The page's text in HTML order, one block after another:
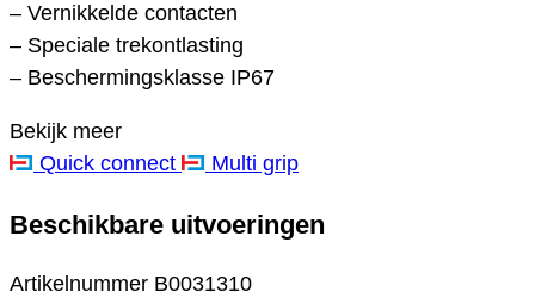
– Vernikkelde contacten
– Speciale trekontlasting
– Beschermingsklasse IP67
Bekijk meer
Quick connect
Multi grip
Beschikbare uitvoeringen
Artikelnummer B0031310